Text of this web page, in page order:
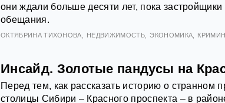
они ждали больше десяти лет, пока
обещания.
ОКТЯБРИНА ТИХОНОВА НЕДВИЖИМОСТЬ ЭКОНОМИКА
Инсайд. Золотые пандусы на
Перед тем, как рассказать историю о странном
столицы Сибири – Красного проспекта – в